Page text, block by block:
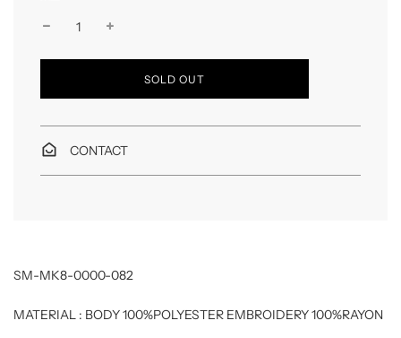
読
み
SOLD OUT
CONTACT
SM-MK8-0000-082
MATERIAL : BODY 100%POLYESTER EMBROIDERY 100%RAYON